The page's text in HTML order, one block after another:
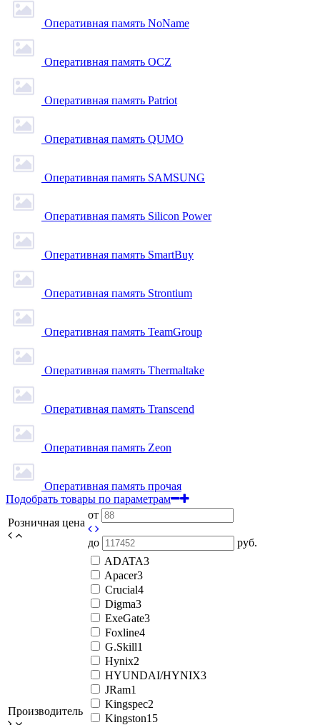
Оперативная память NoName
Оперативная память OCZ
Оперативная память Patriot
Оперативная память QUMO
Оперативная память SAMSUNG
Оперативная память Silicon Power
Оперативная память SmartBuy
Оперативная память Strontium
Оперативная память TeamGroup
Оперативная память Thermaltake
Оперативная память Transcend
Оперативная память Zeon
Оперативная память прочая
Подобрать товары по параметрам
Розничная цена
от
до руб.
Производитель
ADATA3
Apacer3
Crucial4
Digma3
ExeGate3
Foxline4
G.Skill1
Hynix2
HYUNDAI/HYNIX3
JRam1
Kingspec2
Kingston15